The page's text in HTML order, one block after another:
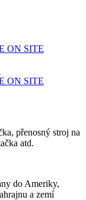
přenosný stroj na
atd.
do Ameriky,
a zemí